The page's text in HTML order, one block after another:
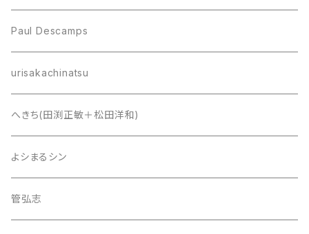
Paul Descamps
urisakachinatsu
へきち(田渕正敏＋松田洋和)
よシまるシン
管弘志